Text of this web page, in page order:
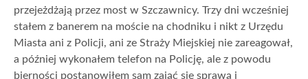
przejeżdżają przez most w Szczawnicy. Trzy dni wcześniej
stałem z banerem na moście na chodniku i nikt z Urzędu
Miasta ani z Policji, ani ze Straży Miejskiej nie zareagował,
a później wykonałem telefon na Policję, ale z powodu
bierności postanowiłem sam zająć się sprawą i